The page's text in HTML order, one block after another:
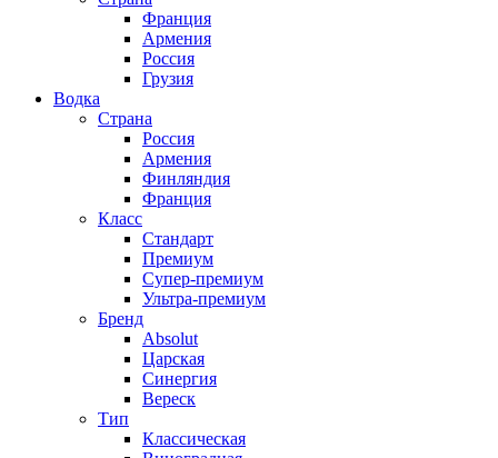
Франция
Армения
Россия
Грузия
Водка
Страна
Россия
Армения
Финляндия
Франция
Класс
Стандарт
Премиум
Супер-премиум
Ультра-премиум
Бренд
Absolut
Царская
Синергия
Вереск
Тип
Классическая